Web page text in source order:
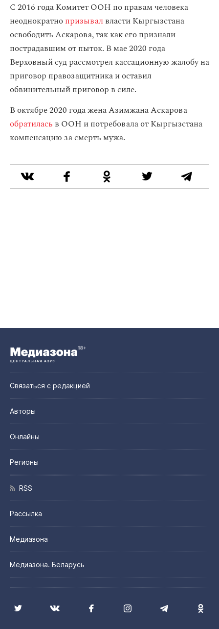
С 2016 года Комитет ООН по правам человека
неоднократнопризывал власти Кыргызстана
освободить Аскарова, так как его признали
пострадавшим от пыток. В мае 2020 года
Верховный суд рассмотрел кассационную жалобу на
приговор правозащитника и оставил
обвинительный приговор в силе.
В октябре 2020 года жена Азимжана Аскарова
обратилась в ООН и потребовала от Кыргызстана
компенсацию за смерть мужа.
Связаться с редакцией
Авторы
Онлайны
Регионы
RSS
Рассылка
Медиазона
Медиазона. Беларусь